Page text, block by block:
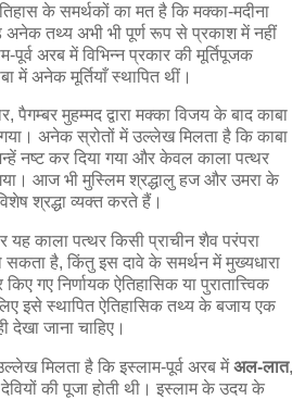
के समर्थकों का मत है कि मक्का-मदीना
तथ्य अभी भी पूर्ण रूप से प्रकाश में नहीं
अरब में विभिन्न प्रकार की मूर्तिपूजक
में अनेक मूर्तियाँ स्थापित थीं।
पैगम्बर मुहम्मद द्वारा मक्का विजय के बाद काबा
गया। अनेक स्रोतों में उल्लेख मिलता है कि काबा
नष्ट कर दिया गया और केवल काला पत्थर
आज भी मुस्लिम श्रद्धालु हज और उमरा के
श्रद्धा व्यक्त करते हैं।
काला पत्थर किसी प्राचीन शैव परंपरा
सकता है, किंतु इस दावे के समर्थन में मुख्यधारा
किए गए निर्णायक ऐतिहासिक या पुरातात्त्विक
इसे स्थापित ऐतिहासिक तथ्य के बजाय एक
देखा जाना चाहिए।
मिलता है कि इस्लाम-पूर्व अरब मेंअल-लात,
की पूजा होती थी। इस्लाम के उदय के